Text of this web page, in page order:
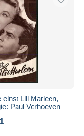
einst Lili Marleen,
Paul Verhoeven